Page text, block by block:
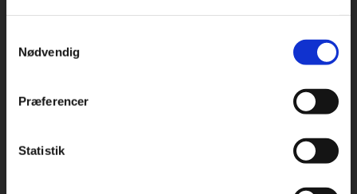
Nødvendig
Præferencer
Statistik
København
1120 København K
Kochsgade 31D
Rødekro